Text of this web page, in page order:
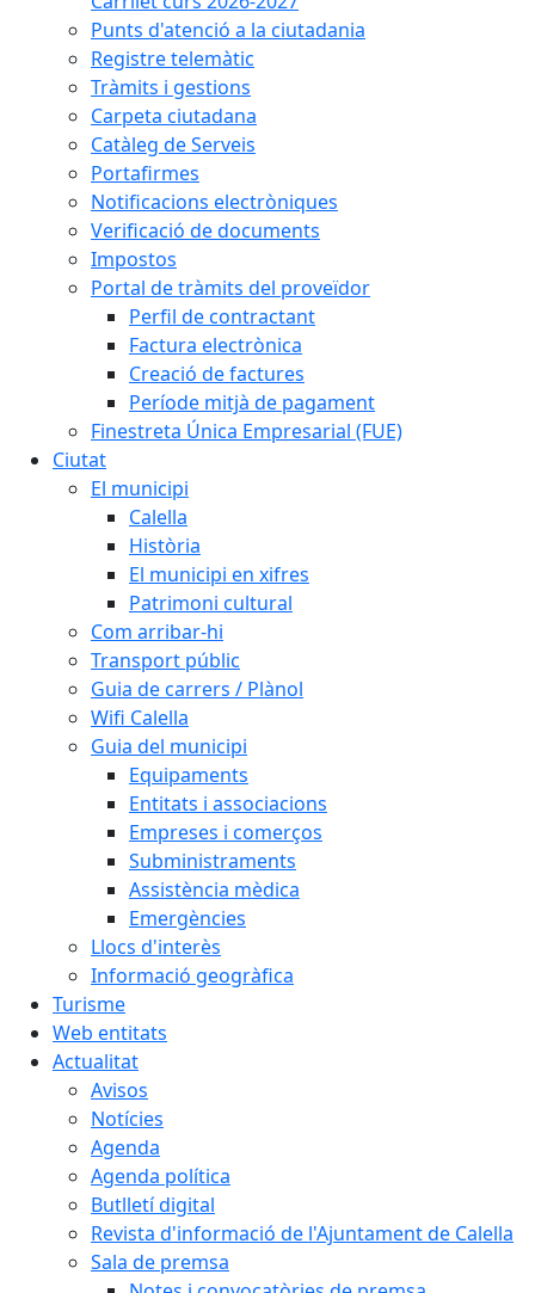
Punts d'atenció a la ciutadania
Registre telemàtic
Tràmits i gestions
Carpeta ciutadana
Catàleg de Serveis
Portafirmes
Notificacions electròniques
Verificació de documents
Impostos
Portal de tràmits del proveïdor
Perfil de contractant
Factura electrònica
Creació de factures
Període mitjà de pagament
Finestreta Única Empresarial (FUE)
Ciutat
El municipi
Calella
Història
El municipi en xifres
Patrimoni cultural
Com arribar-hi
Transport públic
Guia de carrers / Plànol
Wifi Calella
Guia del municipi
Equipaments
Entitats i associacions
Empreses i comerços
Subministraments
Assistència mèdica
Emergències
Llocs d'interès
Informació geogràfica
Turisme
Web entitats
Actualitat
Avisos
Notícies
Agenda
Agenda política
Butlletí digital
Revista d'informació de l'Ajuntament de Calella
Sala de premsa